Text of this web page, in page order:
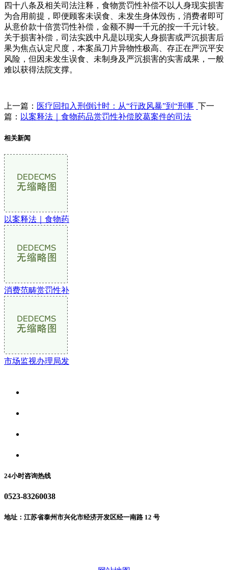
四十八条及相关司法注释，食物赏罚性补偿不以人身现实损害
为合用前提，即便顾客未误食、未发生身体毁伤，消费者即可
从意价款十倍赏罚性补偿，金额不脚一千元的按一千元计较。
关于损害补偿，司法实践中凡是以现实人身损害或严沉损害后
果为焦点认定尺度，本案虽刀片异物性极高、存正在严沉平安
风险，但因未发生误食、未制身及严沉损害的实害成果，一般
难以获得法院支撑。
上一篇： 医疗回扣入刑倒计时：从“行政风暴”到“刑事 下一
篇： 以案释法｜食物药品赏罚性补偿胶葛案件的司法
相关新闻
以案释法｜食物药
消费范畴赏罚性补
市场监视办理局发
24小时咨询热线
0523-83260038
地址：江苏省泰州市兴化市经济开发区经一南路 12 号